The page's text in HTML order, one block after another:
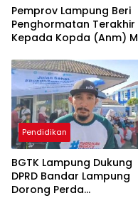
Pemprov Lampung Beri
Penghormatan Terakhir
Kepada Kopda (Anm) M
Pendidikan
BGTK Lampung Dukung
DPRD Bandar Lampung
Dorong Perda